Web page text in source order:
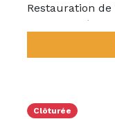
Restauration
Americain
aussi
SALAIRE selon
Clôturée